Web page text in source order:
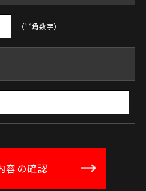
（半角数字）